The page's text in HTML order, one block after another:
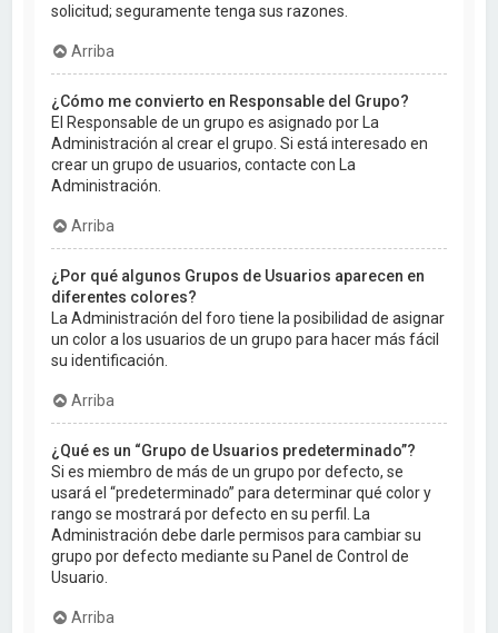
solicitud; seguramente tenga sus razones.
Arriba
¿Cómo me convierto en Responsable del Grupo?
El Responsable de un grupo es asignado por La
Administración al crear el grupo. Si está interesado en
crear un grupo de usuarios, contacte con La
Administración.
Arriba
¿Por qué algunos Grupos de Usuarios aparecen en
diferentes colores?
La Administración del foro tiene la posibilidad de asignar
un color a los usuarios de un grupo para hacer más fácil
su identificación.
Arriba
¿Qué es un “Grupo de Usuarios predeterminado”?
Si es miembro de más de un grupo por defecto, se
usará el “predeterminado” para determinar qué color y
rango se mostrará por defecto en su perfil. La
Administración debe darle permisos para cambiar su
grupo por defecto mediante su Panel de Control de
Usuario.
Arriba